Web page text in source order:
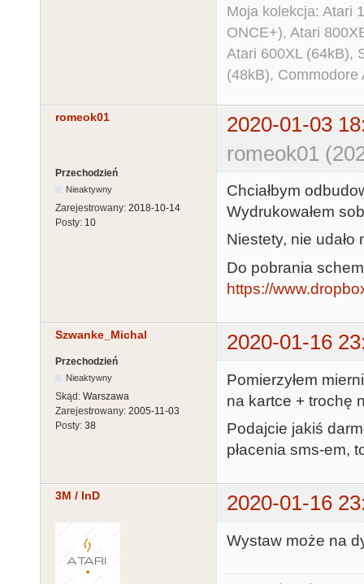
Moja kolekcja: Atari
ONCE+), Atari
Atari 600XL (64kB),
(48kB),
romeok01
2020-01-03
romeok01
Przechodzień
Nieaktywny
Zarejestrowany: 2018-10-14
Posty: 10
Chciałbym
Wydrukowałem
Niestety, nie
Do pobrania
https://
Szwanke_Michal 2020-01-16
Przechodzień
Nieaktywny
Skąd: Warszawa
Zarejestrowany: 2005-11-03
Posty: 38
Pomierzyłem
na kartce + trochę
Podajcie jakiś
płacenia sms-em,
3M / InD 2020-01-16
Wystaw może na